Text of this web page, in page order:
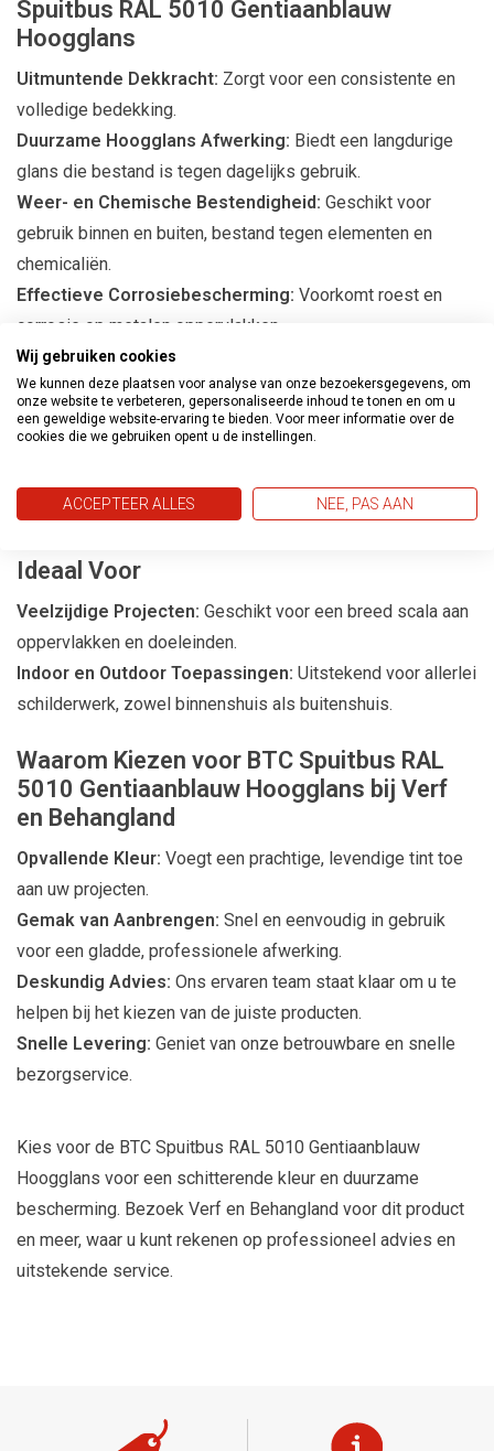
Spuitbus RAL 5010 Gentiaanblauw
Hoogglans
Uitmuntende Dekkracht: Zorgt voor een consistente en
volledige bedekking.
Duurzame Hoogglans Afwerking: Biedt een langdurige
glans die bestand is tegen dagelijks gebruik.
Weer- en Chemische Bestendigheid: Geschikt voor
gebruik binnen en buiten, bestand tegen elementen en
chemicaliën.
Effectieve Corrosiebescherming: Voorkomt roest en
corrosie op metalen oppervlakken.
Technische Specificaties
Formulering:Gefabriceerd met hoogwaardige alkydhars
Rendement:Efficiënte dekking van 1,25 tot 1,75 m² per
spuitbus, variërend per oppervlak en toepassingswijze.
Ideaal Voor
Veelzijdige Projecten: Geschikt voor een breed scala aan
oppervlakken en doeleinden.
Indoor en Outdoor Toepassingen: Uitstekend voor allerlei
schilderwerk, zowel binnenshuis als buitenshuis.
Waarom Kiezen voor BTC Spuitbus RAL
5010 Gentiaanblauw Hoogglans bij Verf
en Behangland
Opvallende Kleur: Voegt een prachtige, levendige tint toe
aan uw projecten.
Gemak van Aanbrengen: Snel en eenvoudig in gebruik
voor een gladde, professionele afwerking.
Deskundig Advies: Ons ervaren team staat klaar om u te
helpen bij het kiezen van de juiste producten.
Snelle Levering: Geniet van onze betrouwbare en snelle
bezorgservice.
Kies voor de BTC Spuitbus RAL 5010 Gentiaanblauw
Hoogglans voor een schitterende kleur en duurzame
bescherming. Bezoek Verf en Behangland voor dit product
en meer, waar u kunt rekenen op professioneel advies en
uitstekende service.
Wij gebruiken cookies
We kunnen deze plaatsen voor analyse van onze bezoekersgegevens, om
onze website te verbeteren, gepersonaliseerde inhoud te tonen en om u
een geweldige website-ervaring te bieden. Voor meer informatie over de
cookies die we gebruiken opent u de instellingen.
ACCEPTEER ALLES NEE, PAS AAN